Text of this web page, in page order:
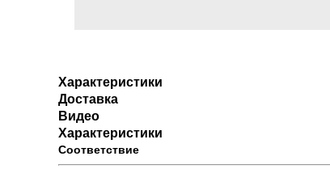
Характеристики
Доставка
Видео
Характеристики
Соответствие